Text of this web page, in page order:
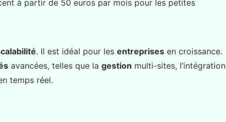
à partir de 50 euros par mois pour les petites
. Il est idéal pour les entreprises en croissance.
avancées, telles que la gestion multi-sites, l’intégration
temps réel.